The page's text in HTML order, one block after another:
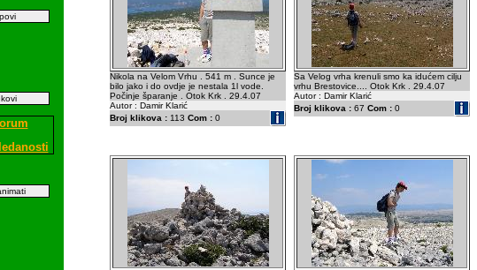
Nikola na Velom Vrhu . 541 m . Sunce je
bilo jako i do ovdje je nestala 1l vode.
Počinje šparanje . Otok Krk . 29.4.07
Autor : Damir Klarić
Broj klikova : 113 Com : 0
Sa Velog vrha krenuli smo ka idućem cilju
vrhu Brestovice.... Otok Krk . 29.4.07
Autor : Damir Klarić
Broj klikova : 67 Com : 0